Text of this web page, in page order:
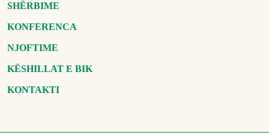
SHËRBIME
KONFERENCA
NJOFTIME
KËSHILLAT E BIK
KONTAKTI